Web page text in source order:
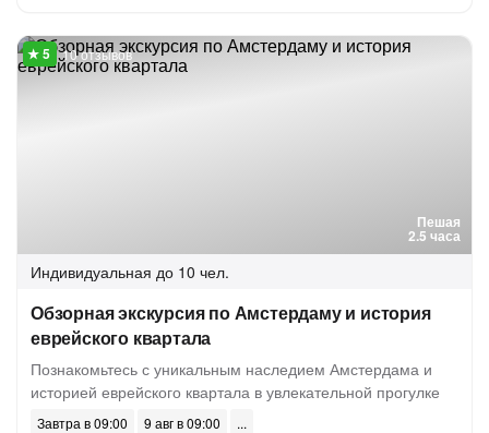
Пешая
2.5 часа
10 отзывов
Индивидуальная до 10 чел.
Обзорная экскурсия по Амстердаму и история
еврейского квартала
Познакомьтесь с уникальным наследием Амстердама и
историей еврейского квартала в увлекательной прогулке
Завтра в 09:00
9 авг в 09:00